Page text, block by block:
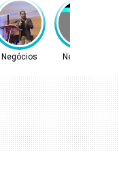
Negócios Negócios